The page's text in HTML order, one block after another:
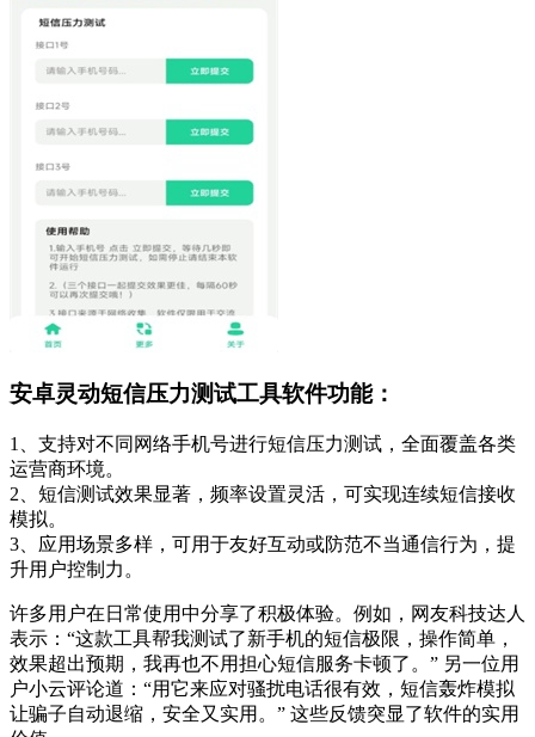
安卓灵动短信压力测试工具软件功能：
1、支持对不同网络手机号进行短信压力测试，全面覆盖各类
运营商环境。
2、短信测试效果显著，频率设置灵活，可实现连续短信接收
模拟。
3、应用场景多样，可用于友好互动或防范不当通信行为，提
升用户控制力。
许多用户在日常使用中分享了积极体验。例如，网友科技达人
表示：“这款工具帮我测试了新手机的短信极限，操作简单，
效果超出预期，我再也不用担心短信服务卡顿了。” 另一位用
户小云评论道：“用它来应对骚扰电话很有效，短信轰炸模拟
让骗子自动退缩，安全又实用。” 这些反馈突显了软件的实用